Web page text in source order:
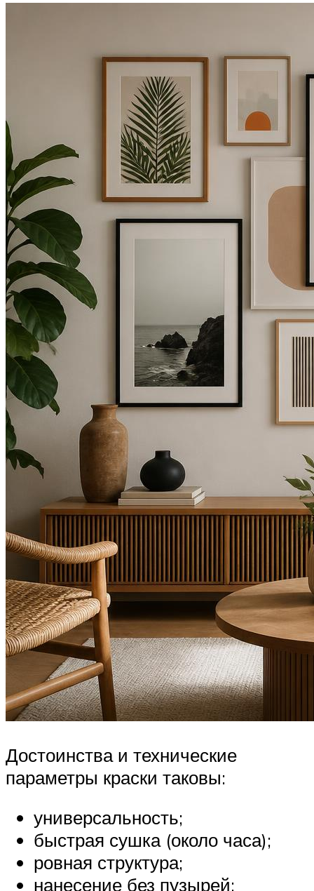
Достоинства и технические
параметры краски таковы:
универсальность;
быстрая сушка (около часа);
ровная структура;
нанесение без пузырей;